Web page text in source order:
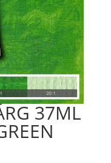
37ML